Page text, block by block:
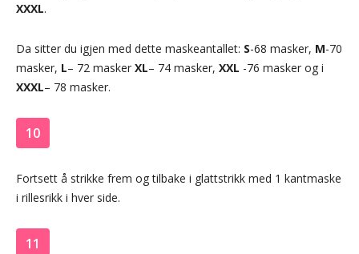
XXXL.
Da sitter du igjen med dette maskeantallet: S-68 masker, M-70
masker, L– 72 masker XL– 74 masker, XXL -76 masker og i
XXXL– 78 masker.
10
Fortsett å strikke frem og tilbake i glattstrikk med 1 kantmaske
i rillesrikk i hver side.
11